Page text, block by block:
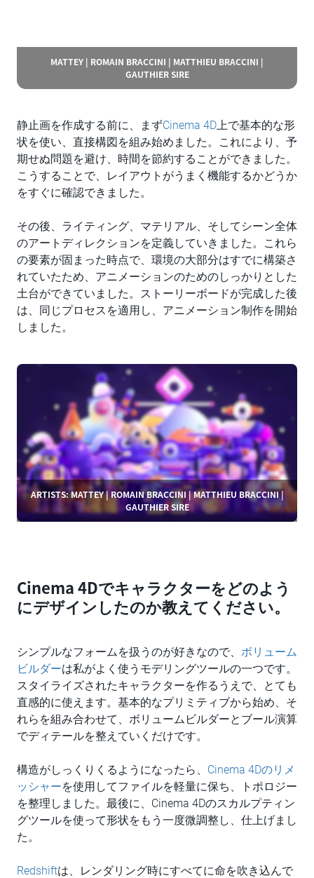
MATTEY | ROMAIN BRACCINI | MATTHIEU BRACCINI |
GAUTHIER SIRE
静止画を作成する前に、まずCinema 4D上で基本的な形
状を使い、直接構図を組み始めました。これにより、予
期せぬ問題を避け、時間を節約することができました。
こうすることで、レイアウトがうまく機能するかどうか
をすぐに確認できました。
その後、ライティング、マテリアル、そしてシーン全体
のアートディレクションを定義していきました。これら
の要素が固まった時点で、環境の大部分はすでに構築さ
れていたため、アニメーションのためのしっかりとした
土台ができていました。ストーリーボードが完成した後
は、同じプロセスを適用し、アニメーション制作を開始
しました。
ARTISTS: MATTEY | ROMAIN BRACCINI | MATTHIEU BRACCINI |
GAUTHIER SIRE
Cinema 4Dでキャラクターをどのよう
にデザインしたのか教えてください。
シンプルなフォームを扱うのが好きなので、 ボリューム
ビルダーは私がよく使うモデリングツールの一つです。
スタイライズされたキャラクターを作るうえで、とても
直感的に使えます。基本的なプリミティブから始め、そ
れらを組み合わせて、ボリュームビルダーとブール演算
でディテールを整えていくだけです。
構造がしっくりくるようになったら、 Cinema 4Dのリメ
ッシャーを使用してファイルを軽量に保ち、トポロジー
を整理しました。最後に、Cinema 4Dのスカルプティン
グツールを使って形状をもう一度微調整し、仕上げまし
た。
Redshiftは、レンダリング時にすべてに命を吹き込んで